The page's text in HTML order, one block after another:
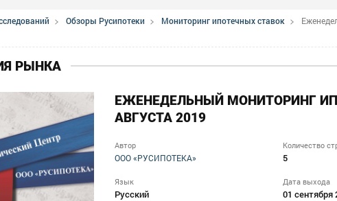
Обзоры Русипотеки Мониторинг ипотечных ставок
РЫНКА
ЕЖЕНЕДЕЛЬНЫЙ МОНИТОРИНГ
АВГУСТА 2019
Автор
ООО «РУСИПОТЕКА»
Количество
5
Язык
Русский
Дата выхода
01 сентября